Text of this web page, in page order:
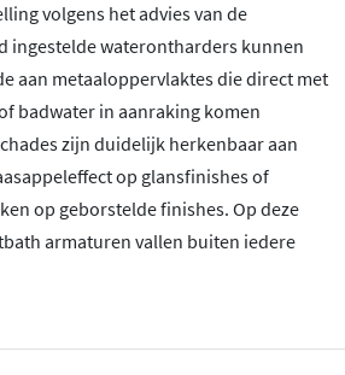
volgens het advies van de
ingestelde waterontharders kunnen
aan metaaloppervlaktes die direct met
badwater in aanraking komen
zijn duidelijk herkenbaar aan
op glansfinishes of
op geborstelde finishes. Op deze
armaturen vallen buiten iedere